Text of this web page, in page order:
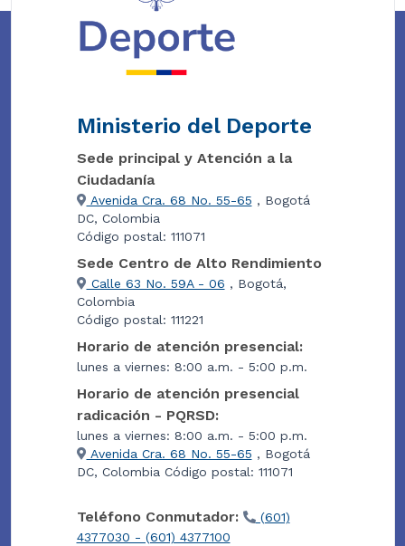
Ministerio del Deporte
Sede principal y Atención a la
Ciudadanía
Avenida Cra. 68 No. 55-65 , Bogotá
DC, Colombia
Código postal: 111071
Sede Centro de Alto Rendimiento
Calle 63 No. 59A - 06 , Bogotá,
Colombia
Código postal: 111221
Horario de atención presencial:
lunes a viernes: 8:00 a.m. - 5:00 p.m.
Horario de atención presencial
radicación - PQRSD:
lunes a viernes: 8:00 a.m. - 5:00 p.m.
Avenida Cra. 68 No. 55-65 , Bogotá
DC, Colombia Código postal: 111071
Teléfono Conmutador:
(601)
4377030 - (601) 4377100